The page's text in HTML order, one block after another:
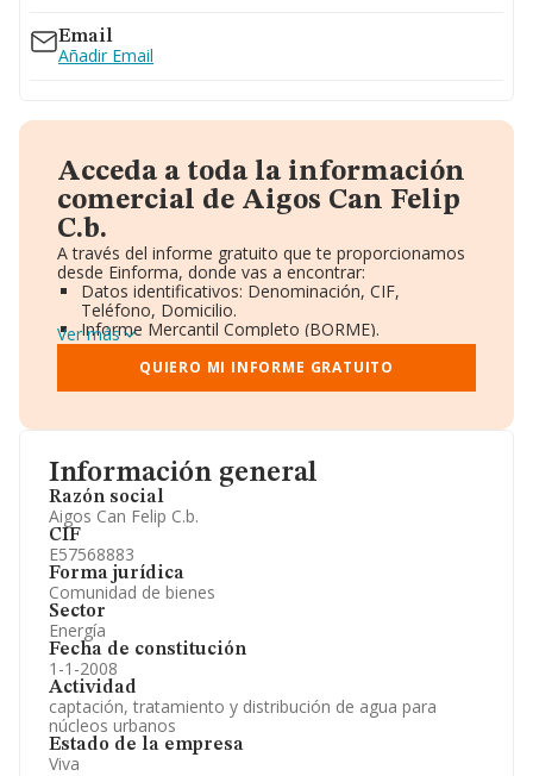
Información general
Razón social
Aigos Can Felip C.b.
CIF
E57568883
Forma jurídica
Comunidad de bienes
Sector
Energía
Fecha de constitución
1-1-2008
Actividad
captación, tratamiento y distribución de agua para
núcleos urbanos
Estado de la empresa
Viva
Email
Añadir Email
Acceda a toda la información
comercial de Aigos Can Felip
C.b.
A través del informe gratuito que te proporcionamos
desde Einforma, donde vas a encontrar:
Datos identificativos: Denominación, CIF,
Teléfono, Domicilio.
Informe Mercantil Completo (BORME).
Gráficos de Evolución Ventas y Empleados.
Consejo de Administración y Administradores.
Directivos y Ejecutivos.
Información oficial y registral complementaria.
Ver más
QUIERO MI INFORME GRATUITO